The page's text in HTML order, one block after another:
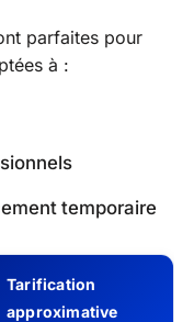
parfaites pour
à :
temporaire
Tarification
approximative